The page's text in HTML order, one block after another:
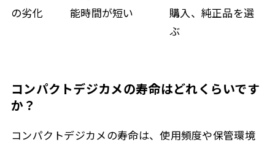
の劣化
能時間が短い
購入、純正品を選
ぶ
コンパクトデジカメの寿命はどれくらいです
か？
コンパクトデジカメの寿命は、使用頻度や保管環境